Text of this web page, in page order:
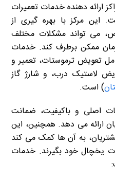
ارائه دهنده خدمات تعمیرات
این مرکز با بهره گیری از
می تواند مشکلات مختلف
ممکن برطرف کند. خدمات
تعویض ترموستات، تعمیر و
لاستیک درب، و شارژ گاز
) است.
اصلی و باکیفیت، ضمانت
ارائه می دهد. همچنین، این
مشتریان، به آن ها کمک می کند
یخچال خود بگیرند. خدمات